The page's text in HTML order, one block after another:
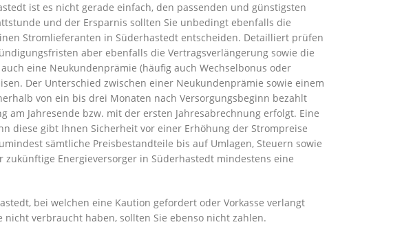
ist es nicht gerade einfach, den passenden und günstigsten
und der Ersparnis sollten Sie unbedingt ebenfalls die
Stromlieferanten in Süderhastedt entscheiden. Detailliert prüfen
aber ebenfalls die Vertragsverlängerung sowie die
eine Neukundenprämie (häufig auch Wechselbonus oder
Der Unterschied zwischen einer Neukundenprämie sowie einem
von ein bis drei Monaten nach Versorgungsbeginn bezahlt
am Jahresende bzw. mit der ersten Jahresabrechnung erfolgt. Eine
diese gibt Ihnen Sicherheit vor einer Erhöhung der Strompreise
sämtliche Preisbestandteile bis auf Umlagen, Steuern sowie
Energieversorger in Süderhastedt mindestens eine
bei welchen eine Kaution gefordert oder Vorkasse verlangt
verbraucht haben, sollten Sie ebenso nicht zahlen.